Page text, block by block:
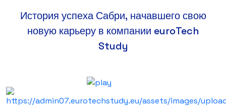
История успеха Сабри, начавшего свою
новую карьеру в компании euroTech
Study